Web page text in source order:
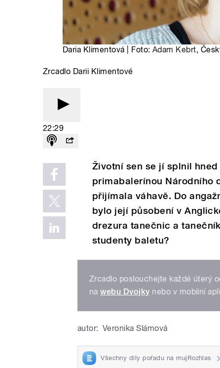
Daria Klimentová | Foto: Adam Kebrt,
Zrcadlo Darii Klimentové
22:29
Životní sen se jí splnil
primabalerínou Národního
přijímala váhavě. Do
bylo její působení v
drezura tanečnic a
studenty baletu?
Zrcadlo poslouchejte každé úterý
nawebu Dvojky nebo v mobilní
autor: Veronika Slámová
Všechny díly pořadu na mujRozhlas